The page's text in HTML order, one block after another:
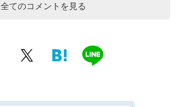
全てのコメントを見る